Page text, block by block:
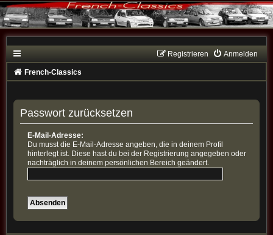
Anmelden
Registrieren
French-Classics
Passwort zurücksetzen
E-Mail-Adresse:
Du musst die E-Mail-Adresse angeben, die in deinem Profil
hinterlegt ist. Diese hast du bei der Registrierung angegeben oder
nachträglich in deinem persönlichen Bereich geändert.